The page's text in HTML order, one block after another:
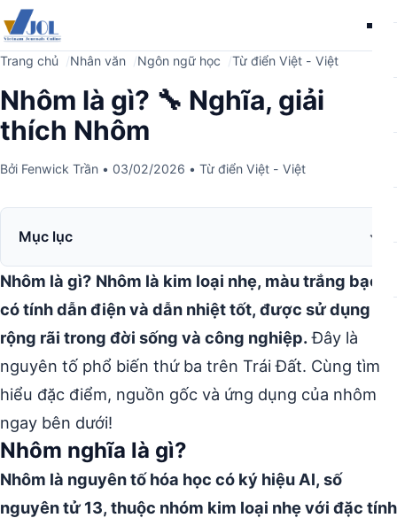
Trang chủ Nhân văn Ngôn ngữ học Từ điển Việt - Việt
Nhôm là gì? 🔧 Nghĩa, giải
thích Nhôm
Bởi Fenwick Trần • 03/02/2026 • Từ điển Việt - Việt
Mục lục
Nhôm là gì? Nhôm là kim loại nhẹ, màu trắng bạc,
có tính dẫn điện và dẫn nhiệt tốt, được sử dụng
rộng rãi trong đời sống và công nghiệp.Đây là
nguyên tố phổ biến thứ ba trên Trái Đất. Cùng tìm
hiểu đặc điểm, nguồn gốc và ứng dụng của nhôm
ngay bên dưới!
Nhôm nghĩa là gì?
Nhôm là nguyên tố hóa học có ký hiệu Al, số
nguyên tử 13, thuộc nhóm kim loại nhẹ với đặc tính